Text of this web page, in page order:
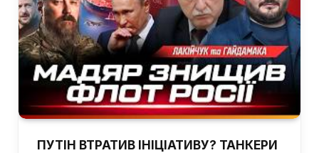
ПУТІН ВТРАТИВ ІНІЦІАТИВУ? ТАНКЕРИ